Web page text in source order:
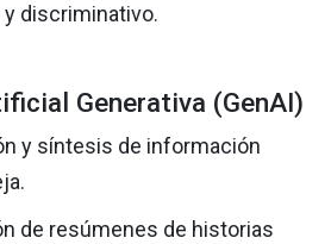
discriminativo.
Generativa (GenAI)
y síntesis de información
de resúmenes de historias